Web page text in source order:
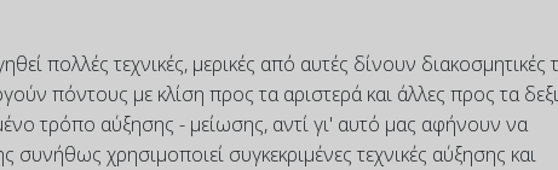
πολλές τεχνικές, μερικές από αυτές δίνουν διακοσμητικές
πόντους με κλίση προς τα αριστερά και άλλες προς τα
τρόπο αύξησης - μείωσης, αντί γι' αυτό μας αφήνουν να
συνήθως χρησιμοποιεί συγκεκριμένες τεχνικές αύξησης και